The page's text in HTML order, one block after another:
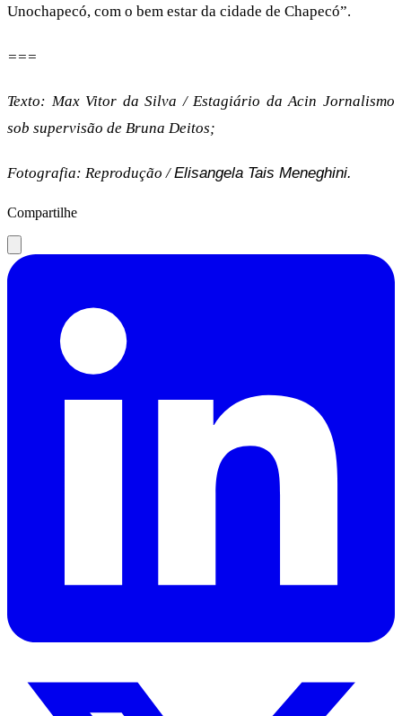
Unochapecó, com o bem estar da cidade de Chapecó”.
===
Texto: Max Vitor da Silva / Estagiário da Acin Jornalismo
sob supervisão de Bruna Deitos;
Fotografia: Reprodução /Elisangela Tais Meneghini.
Compartilhe